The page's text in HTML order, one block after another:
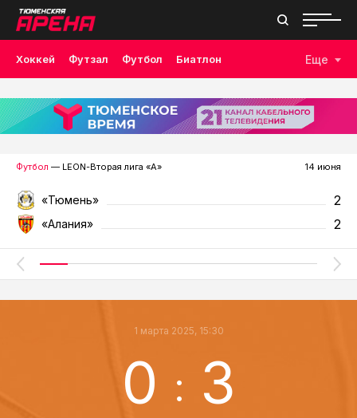
Хоккей Футзал Футбол Биатлон
Лыжные гонки Волейбол Плавание Дзюдо
Скалолазание Велоспорт Бокс
Еще
Футбол — LEON-Вторая лига «А» 14 июня
«Тюмень» 2
«Алания» 2
1 марта 2025, 15:30
0 : 3